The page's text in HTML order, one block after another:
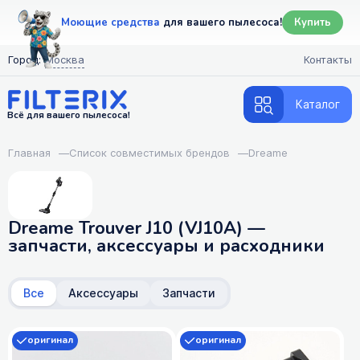
Моющие средства для вашего пылесоса! Купить
Город: Москва Контакты
Всё для вашего пылесоса!
Каталог
Главная —Список совместимых брендов —Dreame
Dreame Trouver J10 (VJ10A) —
запчасти, аксессуары и расходники
Все Аксессуары Запчасти
оригинал оригинал